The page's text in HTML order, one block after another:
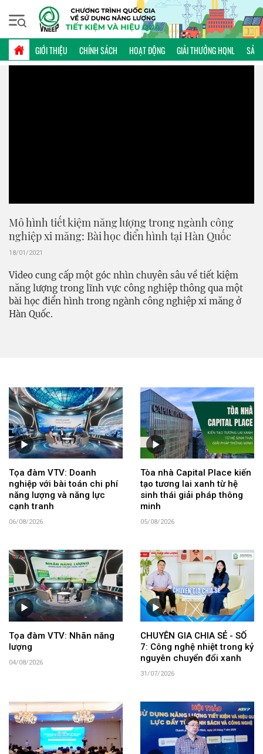
GIỚI THIỆU CHÍNH SÁCH HOẠT ĐỘNG GIẢI THƯỞNG HQNL SẢN
Thứ sáu, 07/08/2026 | 06:37 GMT+7
VIDEO
Mô hình tiết kiệm năng lượng trong ngành công
nghiệp xi măng: Bài học điển hình tại Hàn Quốc
18/01/2021
Video cung cấp một góc nhìn chuyên sâu về tiết kiệm
năng lượng trong lĩnh vực công nghiệp thông qua một
bài học điển hình trong ngành công nghiệp xi măng ở
Hàn Quốc.
Tọa đàm VTV: Doanh
nghiệp với bài toán chi phí
năng lượng và năng lực
cạnh tranh
06/08/2026
Tòa nhà Capital Place kiến
tạo tương lai xanh từ hệ
sinh thái giải pháp thông
minh
05/08/2026
Tọa đàm VTV: Nhãn năng
lượng
04/08/2026
CHUYÊN GIA CHIA SẺ - SỐ
7: Công nghệ nhiệt trong kỷ
nguyên chuyển đổi xanh
31/07/2026